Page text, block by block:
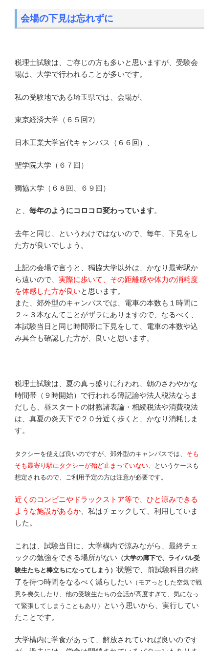
会場の下見は忘れずに
税理士試験は、ご存じの方も多いと思いますが、受験会
場は、大学で行われることが多いです。
私の受験地である埼玉県では、会場が、
東京経済大学（６５回?）
日本工業大学宮代キャンパス（６６回）、
聖学院大学（６７回）
獨協大学（６８回、６９回）
と、 毎年のようにコロコロ変わっています。
去年と同じ、というわけではないので、毎年、下見をし
た方が良いでしょう。
上記の会場で言うと、獨協大学以外は、かなり最寄駅か
ら遠いので、 実際に歩いて、その距離感や体力の消耗度
を体感した方が良いと思います。
また、郊外型のキャンパスでは、電車の本数も１時間に
２～３本なんてことがザラにありますので、なるべく、
本試験当日と同じ時間帯に下見をして、電車の本数や込
み具合も確認した方が、良いと思います。
税理士試験は、夏の真っ盛りに行われ、朝のさわやかな
時間帯（９時開始）で行われる簿記論や法人税法ならま
だしも、昼スタートの財務諸表論・相続税法や消費税法
は、真夏の炎天下で２０分近く歩くと、かなり消耗しま
す。
タクシーを使えば良いのですが、郊外型のキャンパスでは、 そも
そも最寄り駅にタクシーが殆ど止まっていない 、というケースも
想定されるので、ご利用予定の方は注意が必要です。
近くのコンビニやドラックストア等で、ひと涼みできる
ような施設があるか、私はチェックして、利用していま
した。
これは、試験当日に、大学構内で涼みながら、最終チェ
ックの勉強をできる場所がない （大学の廊下で、ライバル受
験生たちと棒立ちになってしまう） 状態で
前試験科目の終
了を待つ時間をなるべく減らしたい （モアっとした空気で戦
意を喪失したり、他の受験生たちの会話が高度すぎて、気になっ
て緊張してしまうこともあり）
という思いから、実行してい
たことです。
大学構内に学食があって、解放されていれば良いのです